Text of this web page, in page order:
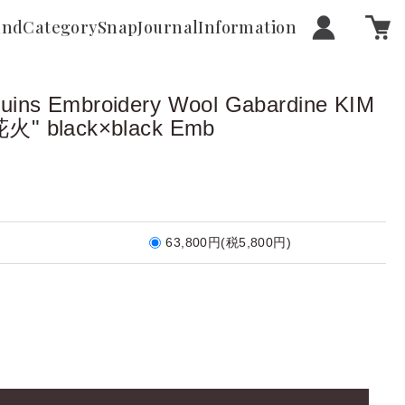
CategorySnapJournalInformation
Embroidery Wool Gabardine KIM
火" black×black Emb
63,800円(税5,800円)